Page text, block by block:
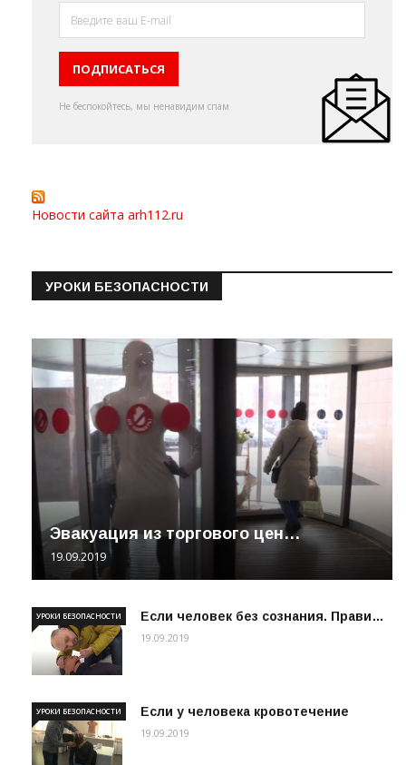
Не беспокойтесь, мы ненавидим спам
Новости сайта arh112.ru
УРОКИ БЕЗОПАСНОСТИ
Эвакуация из торгового цен…
19.09.2019
Если человек без сознания. Прави…
УРОКИ БЕЗОПАСНОСТИ
19.09.2019
Если у человека кровотечение
УРОКИ БЕЗОПАСНОСТИ
19.09.2019